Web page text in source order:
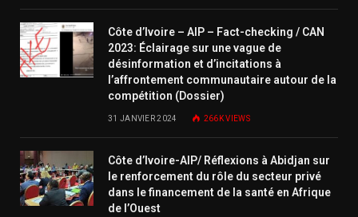
Côte d’Ivoire – AIP – Fact-checking / CAN
2023: Éclairage sur une vague de
désinformation et d’incitations à
l’affrontement communautaire autour de la
compétition (Dossier)
31 JANVIER 2024 266KVIEWS
Côte d’Ivoire-AIP/ Réflexions à Abidjan sur
le renforcement du rôle du secteur privé
dans le financement de la santé en Afrique
de l’Ouest